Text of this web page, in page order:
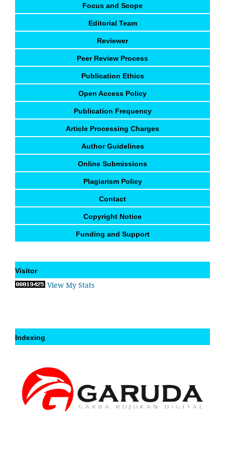
Focus and Scope
Editorial Team
Reviewer
Peer Review Process
Publication Ethics
Open Access Policy
Publication Frequency
Article Processing Charges
Author Guidelines
Online Submissions
Plagiarism Policy
Contact
Copyright Notice
Funding and Support
Visitor
View My Stats
Indexing